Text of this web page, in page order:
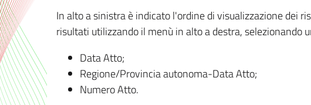
In alto a sinistra è indicato l'ordine di visualizzazione dei
risultati utilizzando il menù in alto a destra, selezionando
Data Atto;
Regione/Provincia autonoma-Data Atto;
Numero Atto.